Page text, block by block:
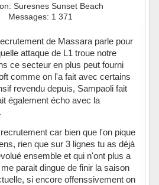
Suresnes Sunset Beach
Messages: 1 371
de Massara parle pour
attaque de L1 troue notre
ce secteur en plus peut fourni
comme on l'a fait avec certains
revendu depuis, Sampaoli fait
également écho avec la
car bien que l'on pique
rien que sur 3 lignes tu as déjà
ensemble et qui n'ont plus a
parait dingue de finir la saison
si encore offenssivement on